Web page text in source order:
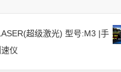
超级激光) 型号:M3 |手
仪